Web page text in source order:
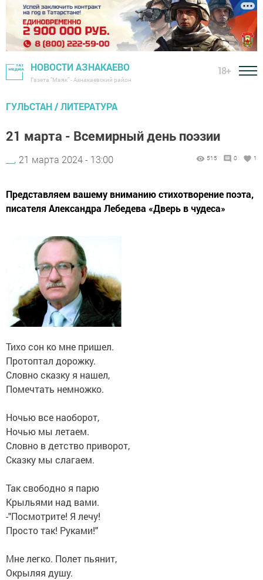
НОВОСТИ АЗНАКАЕВО
Газета "Маяк" - Азнакаевский район
18+
ГУЛЬСТАН / ЛИТЕРАТУРА
21 марта - Всемирный день поэзии
__, 21 марта 2024 - 13:00 515 0 1
Представляем вашему вниманию стихотворение поэта,
писателя Александра Лебедева «Дверь в чудеса»
Тихо сон ко мне пришел.
Протоптал дорожку.
Словно сказку я нашел,
Помечтать немножко.
Ночью все наоборот,
Ночью мы летаем.
Словно в детство приворот,
Сказку мы слагаем.
Так свободно я парю
Крыльями над вами.
-"Посмотрите! Я лечу!
Просто так! Руками!"
Мне легко. Полет пьянит,
Окрыляя душу.